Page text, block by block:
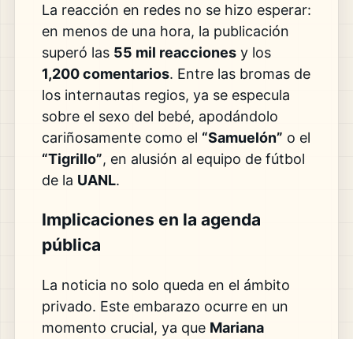
La reacción en redes no se hizo esperar:
en menos de una hora, la publicación
superó las 55 mil reaccionesy los
1,200 comentarios. Entre las bromas de
los internautas regios, ya se especula
sobre el sexo del bebé, apodándolo
cariñosamente como el “Samuelón” o el
“Tigrillo”, en alusión al equipo de fútbol
de la UANL.
Implicaciones en la agenda
pública
La noticia no solo queda en el ámbito
privado. Este embarazo ocurre en un
momento crucial, ya que Mariana